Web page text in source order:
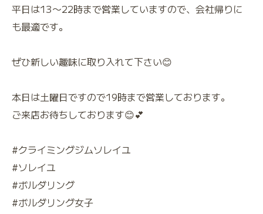
平日は13〜22時まで営業していますので、会社帰りに
も最適です。
ぜひ新しい趣味に取り入れて下さい😊
本日は土曜日ですので19時まで営業しております。
ご来店お待ちしております😊💕
#クライミングジムソレイユ
#ソレイユ
#ボルダリング
#ボルダリング女子